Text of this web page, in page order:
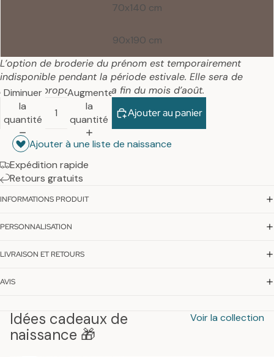
70x140 cm
90x190 cm
L’option de broderie du prénom est temporairement
indisponible pendant la période estivale. Elle sera de
nouveau proposée dès la fin du mois d’août.
Diminuer
la
quantité
Augmenter
la
quantité
Ajouter au panier
Ajouter à une liste de naissance
Expédition rapide
Retours gratuits
INFORMATIONS PRODUIT
PERSONNALISATION
LIVRAISON ET RETOURS
AVIS
Idées cadeaux de
naissance 🎁
Voir la collection